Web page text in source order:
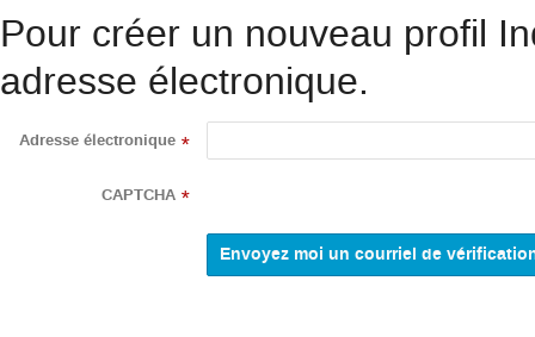
Pour créer un nouveau profil
adresse électronique.
Adresse électronique *
CAPTCHA *